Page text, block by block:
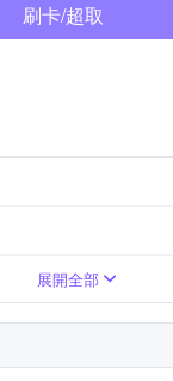
刷卡/超取
展開全部